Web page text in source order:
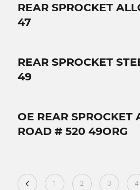
REAR SPROCKET
47
REAR SPROCKET
49
OE REAR SPROCKET
ROAD # 520 49ORG
1 2 3 4